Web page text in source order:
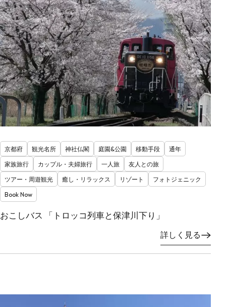
京都府 観光名所 神社仏閣 庭園&公園 移動手段
通年
家族旅行
カップル・夫婦旅行 一人旅
友人との旅
ツアー・周遊観光
癒し・リラックス リゾート
フォトジェニック
Book Now
おこしバス 「トロッコ列車と保津川下り」
詳しく見る